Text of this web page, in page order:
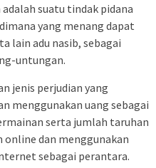
suatu tindak pidana
yang menang dapat
lain adu nasib, sebagai
untungan.
jenis perjudian yang
menggunakan uang sebagai
serta jumlah taruhan
dan menggunakan
sebagai perantara.